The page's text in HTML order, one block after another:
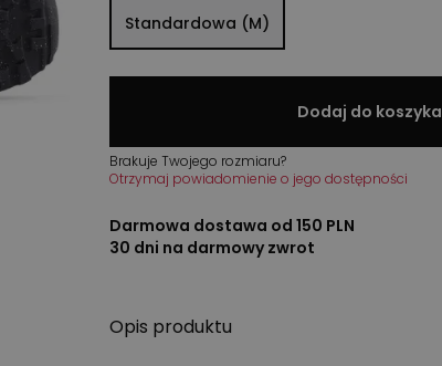
Standardowa (M)
Dodaj do koszyka
Brakuje Twojego rozmiaru?
Otrzymaj powiadomienie o jego dostępności
Darmowa dostawa od 150 PLN
30 dni na darmowy zwrot
Opis produktu